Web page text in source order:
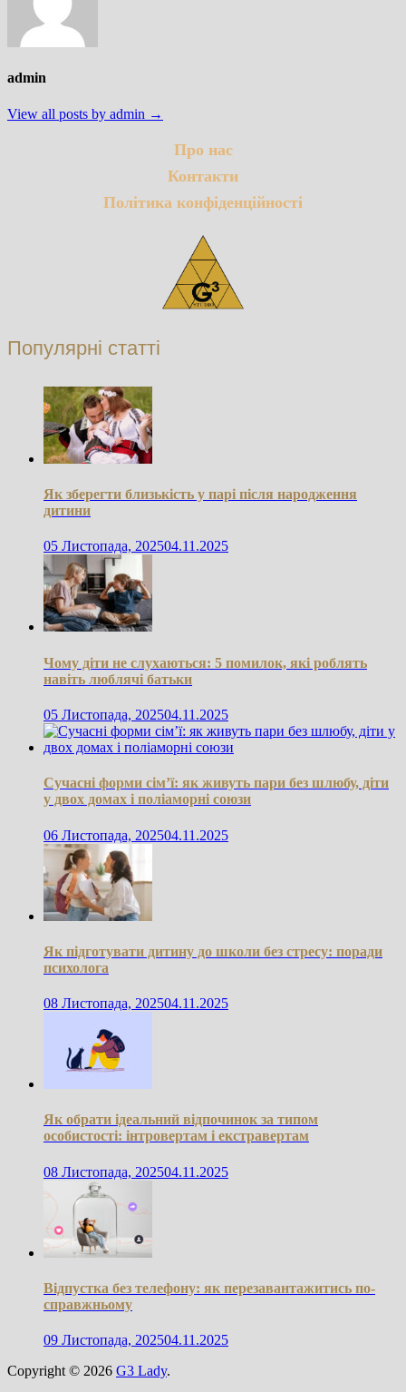
admin
View all posts by admin →
Про нас
Контакти
Політика конфіденційності
Популярні статті
Як зберегти близькість у парі після народження
дитини
05 Листопада, 202504.11.2025
Чому діти не слухаються: 5 помилок, які роблять
навіть люблячі батьки
05 Листопада, 202504.11.2025
Сучасні форми сім’ї: як живуть пари без шлюбу, діти
у двох домах і поліаморні союзи
06 Листопада, 202504.11.2025
Як підготувати дитину до школи без стресу: поради
психолога
08 Листопада, 202504.11.2025
Як обрати ідеальний відпочинок за типом
особистості: інтровертам і екстравертам
08 Листопада, 202504.11.2025
Відпустка без телефону: як перезавантажитись по-
справжньому
09 Листопада, 202504.11.2025
Copyright © 2026 G3 Lady.